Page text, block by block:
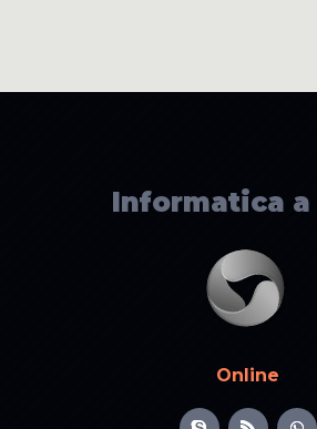
Informatica a
Online